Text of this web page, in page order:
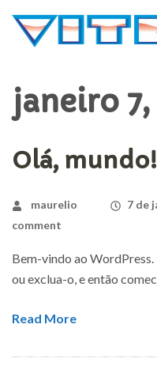
janeiro 7,
Olá, mundo!
maurelio 7 de
comment
Bem-vindo ao WordPress.
ou exclua-o, e então
Read More